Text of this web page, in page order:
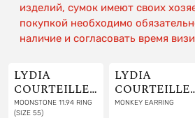
изделий, сумок имеют своих
покупкой необходимо
наличие и согласовать время
LYDIA
COURTEILLE
JEWELRY
MOONSTONE 11.94 RING
(SIZE 55)
LYDIA
COURTEILLE
JEWELRY
MONKEY EARRING